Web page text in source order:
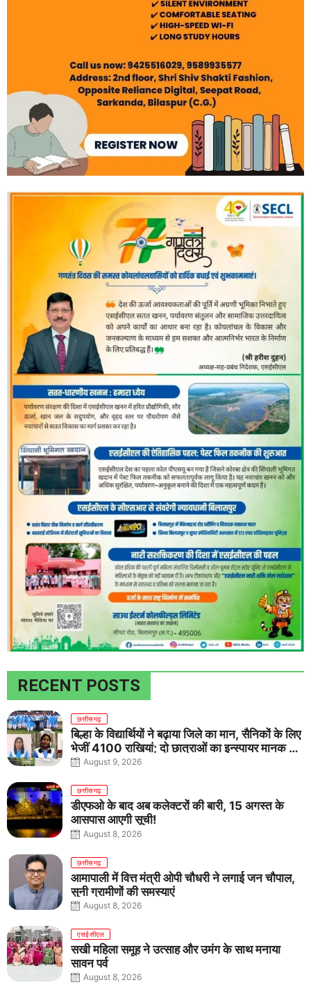
RECENT POSTS
छत्तीसगढ़
बिल्हा के विद्यार्थियों ने बढ़ाया जिले का मान, सैनिकों के लिए
भेजीं 4100 राखियां; दो छात्राओं का इन्स्पायर मानक में
राष्ट्रीय चयन
August 9, 2026
छत्तीसगढ़
डीएफओ के बाद अब कलेक्टरों की बारी, 15 अगस्त के
आसपास आएगी सूची!
August 8, 2026
छत्तीसगढ़
आमापाली में वित्त मंत्री ओपी चौधरी ने लगाई जन चौपाल,
सुनी ग्रामीणों की समस्याएं
August 8, 2026
एसईसीएल
सखी महिला समूह ने उत्साह और उमंग के साथ मनाया
सावन पर्व
August 8, 2026